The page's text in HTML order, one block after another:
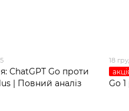
ChatGPT Go проти
| Повний аналіз
18
Go